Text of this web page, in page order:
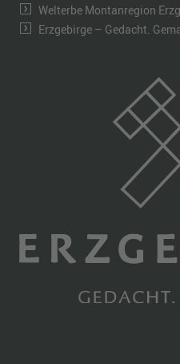
Welterbe Montanregion
Erzgebirge – Gedacht.